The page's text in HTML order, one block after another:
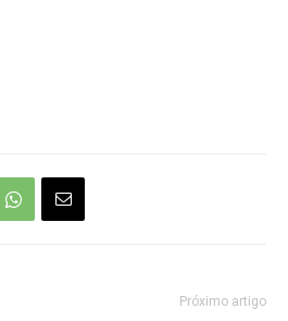
Próximo artigo